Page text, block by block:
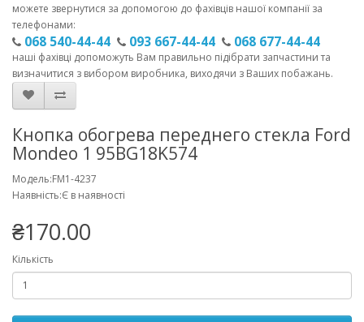
можете звернутися за допомогою до фахівців нашої компанії за
телефонами:
068 540-44-44 093 667-44-44 068 677-44-44
наші фахівці допоможуть Вам правильно підібрати запчастини та
визначитися з вибором виробника, виходячи з Ваших побажань.
Кнопка обогрева переднего стекла Ford
Mondeo 1 95BG18K574
Модель:FM1-4237
Наявність:Є в наявності
₴170.00
Кількість